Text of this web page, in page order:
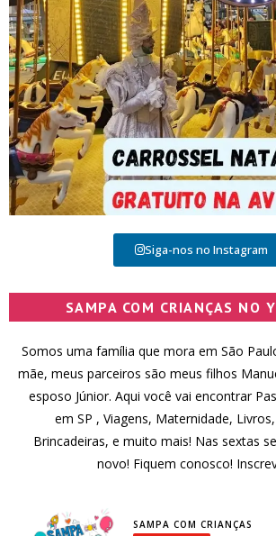
Siga-nos no Instagram
SAMPA COM CRIANÇAS NO
Somos uma família que mora em São
mãe, meus parceiros são meus filhos
esposo Júnior. Aqui você vai encontrar
em SP , Viagens, Maternidade,
Brincadeiras, e muito mais! Nas sextas
novo! Fiquem conosco!
SAMPA COM CRIANÇAS